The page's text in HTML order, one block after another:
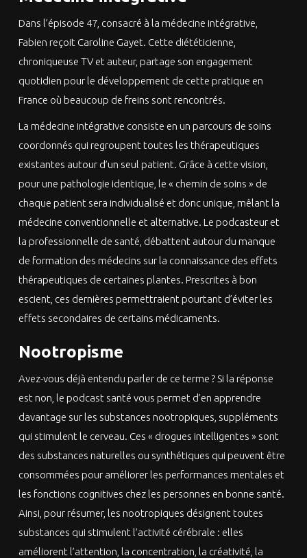
Dans l’épisode 47, consacré à la médecine intégrative,
Fabien reçoit Caroline Gayet. Cette diététicienne,
chroniqueuse TV et auteur, partage son engagement
quotidien pour le développement de cette pratique en
France où beaucoup de freins sont rencontrés.
La médecine intégrative consiste en un parcours de soins
coordonnés qui regroupent toutes les thérapeutiques
existantes autour d’un seul patient. Grâce à cette vision,
pour une pathologie identique, le « chemin de soins » de
chaque patient sera individualisé et donc unique, mêlant la
médecine conventionnelle et alternative. Le podcasteur et
la professionnelle de santé, débattent autour du manque
de formation des médecins sur la connaissance des effets
thérapeutiques de certaines plantes. Prescrites à bon
escient, ces dernières permettraient pourtant d’éviter les
effets secondaires de certains médicaments.
Nootropisme
Avez-vous déjà entendu parler de ce terme ? Si la réponse
est non, le podcast santé vous permet d’en apprendre
davantage sur les substances nootropiques, suppléments
qui stimulent le cerveau. Ces « drogues intelligentes » sont
des substances naturelles ou synthétiques qui peuvent être
consommées pour améliorer les performances mentales et
les fonctions cognitives chez les personnes en bonne santé.
Ainsi, pour résumer, les nootropiques désignent toutes
substances qui stimulent l’activité cérébrale : elles
améliorent l’attention, la concentration, la créativité, la